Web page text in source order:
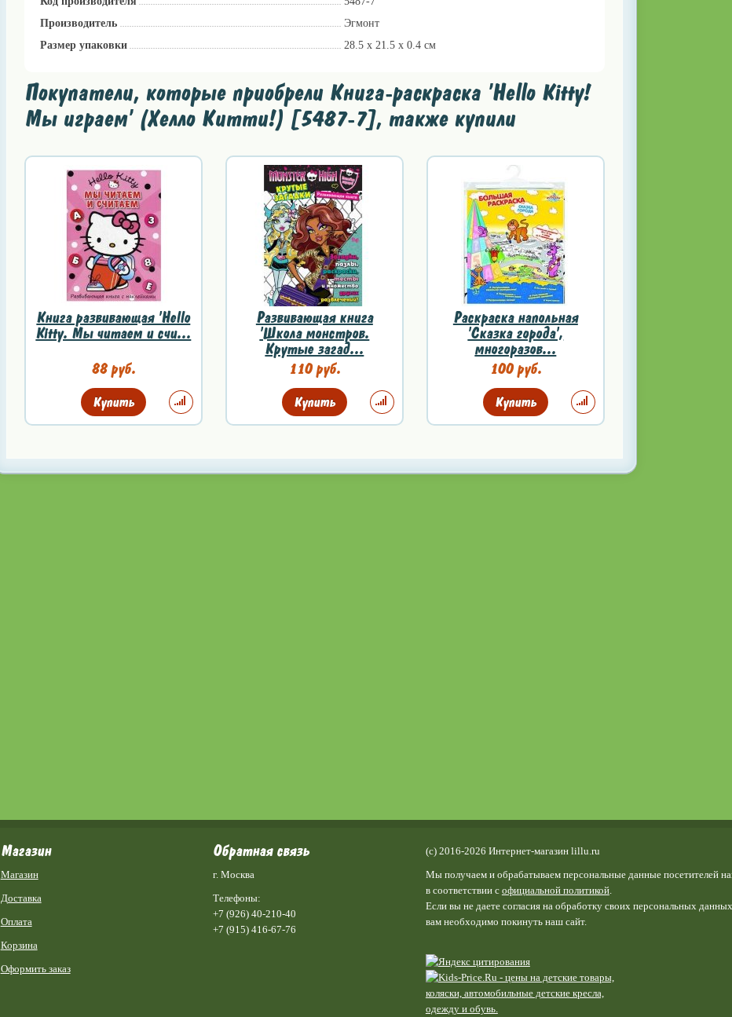
Производитель
Эгмонт
Размер упаковки
28.5 х 21.5 х 0.4 см
Покупатели, которые приобрели Книга-раскраска 'Hello Kitty!
Мы играем' (Хелло Китти!) [5487-7], также купили
Книга развивающая 'Hello
Kitty. Мы читаем и счи...
88 руб.
Купить
Развивающая книга
'Школа монстров.
Крутые загад...
110 руб.
Купить
Раскраска напольная
'Сказка города',
многоразов...
100 руб.
Купить
Магазин
Магазин
Доставка
Оплата
Корзина
Оформить заказ
Обратная связь
г. Москва
Телефоны:
+7 (926) 40-210-40
+7 (915) 416-67-76
(c) 2016-2026 Интернет-магазин lillu.ru
Мы получаем и обрабатываем персональные данные посетителей
в соответствии с официальной политикой.
Если вы не даете согласия на обработку своих персональных
вам необходимо покинуть наш сайт.